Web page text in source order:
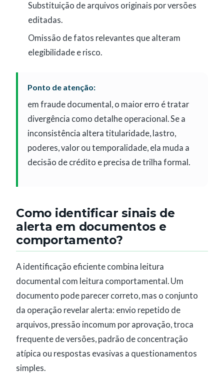
Substituição de arquivos originais por versões
editadas.
Omissão de fatos relevantes que alteram
elegibilidade e risco.
Ponto de atenção:
em fraude documental, o maior erro é tratar
divergência como detalhe operacional. Se a
inconsistência altera titularidade, lastro,
poderes, valor ou temporalidade, ela muda a
decisão de crédito e precisa de trilha formal.
Como identificar sinais de
alerta em documentos e
comportamento?
A identificação eficiente combina leitura
documental com leitura comportamental. Um
documento pode parecer correto, mas o conjunto
da operação revelar alerta: envio repetido de
arquivos, pressão incomum por aprovação, troca
frequente de versões, padrão de concentração
atípica ou respostas evasivas a questionamentos
simples.